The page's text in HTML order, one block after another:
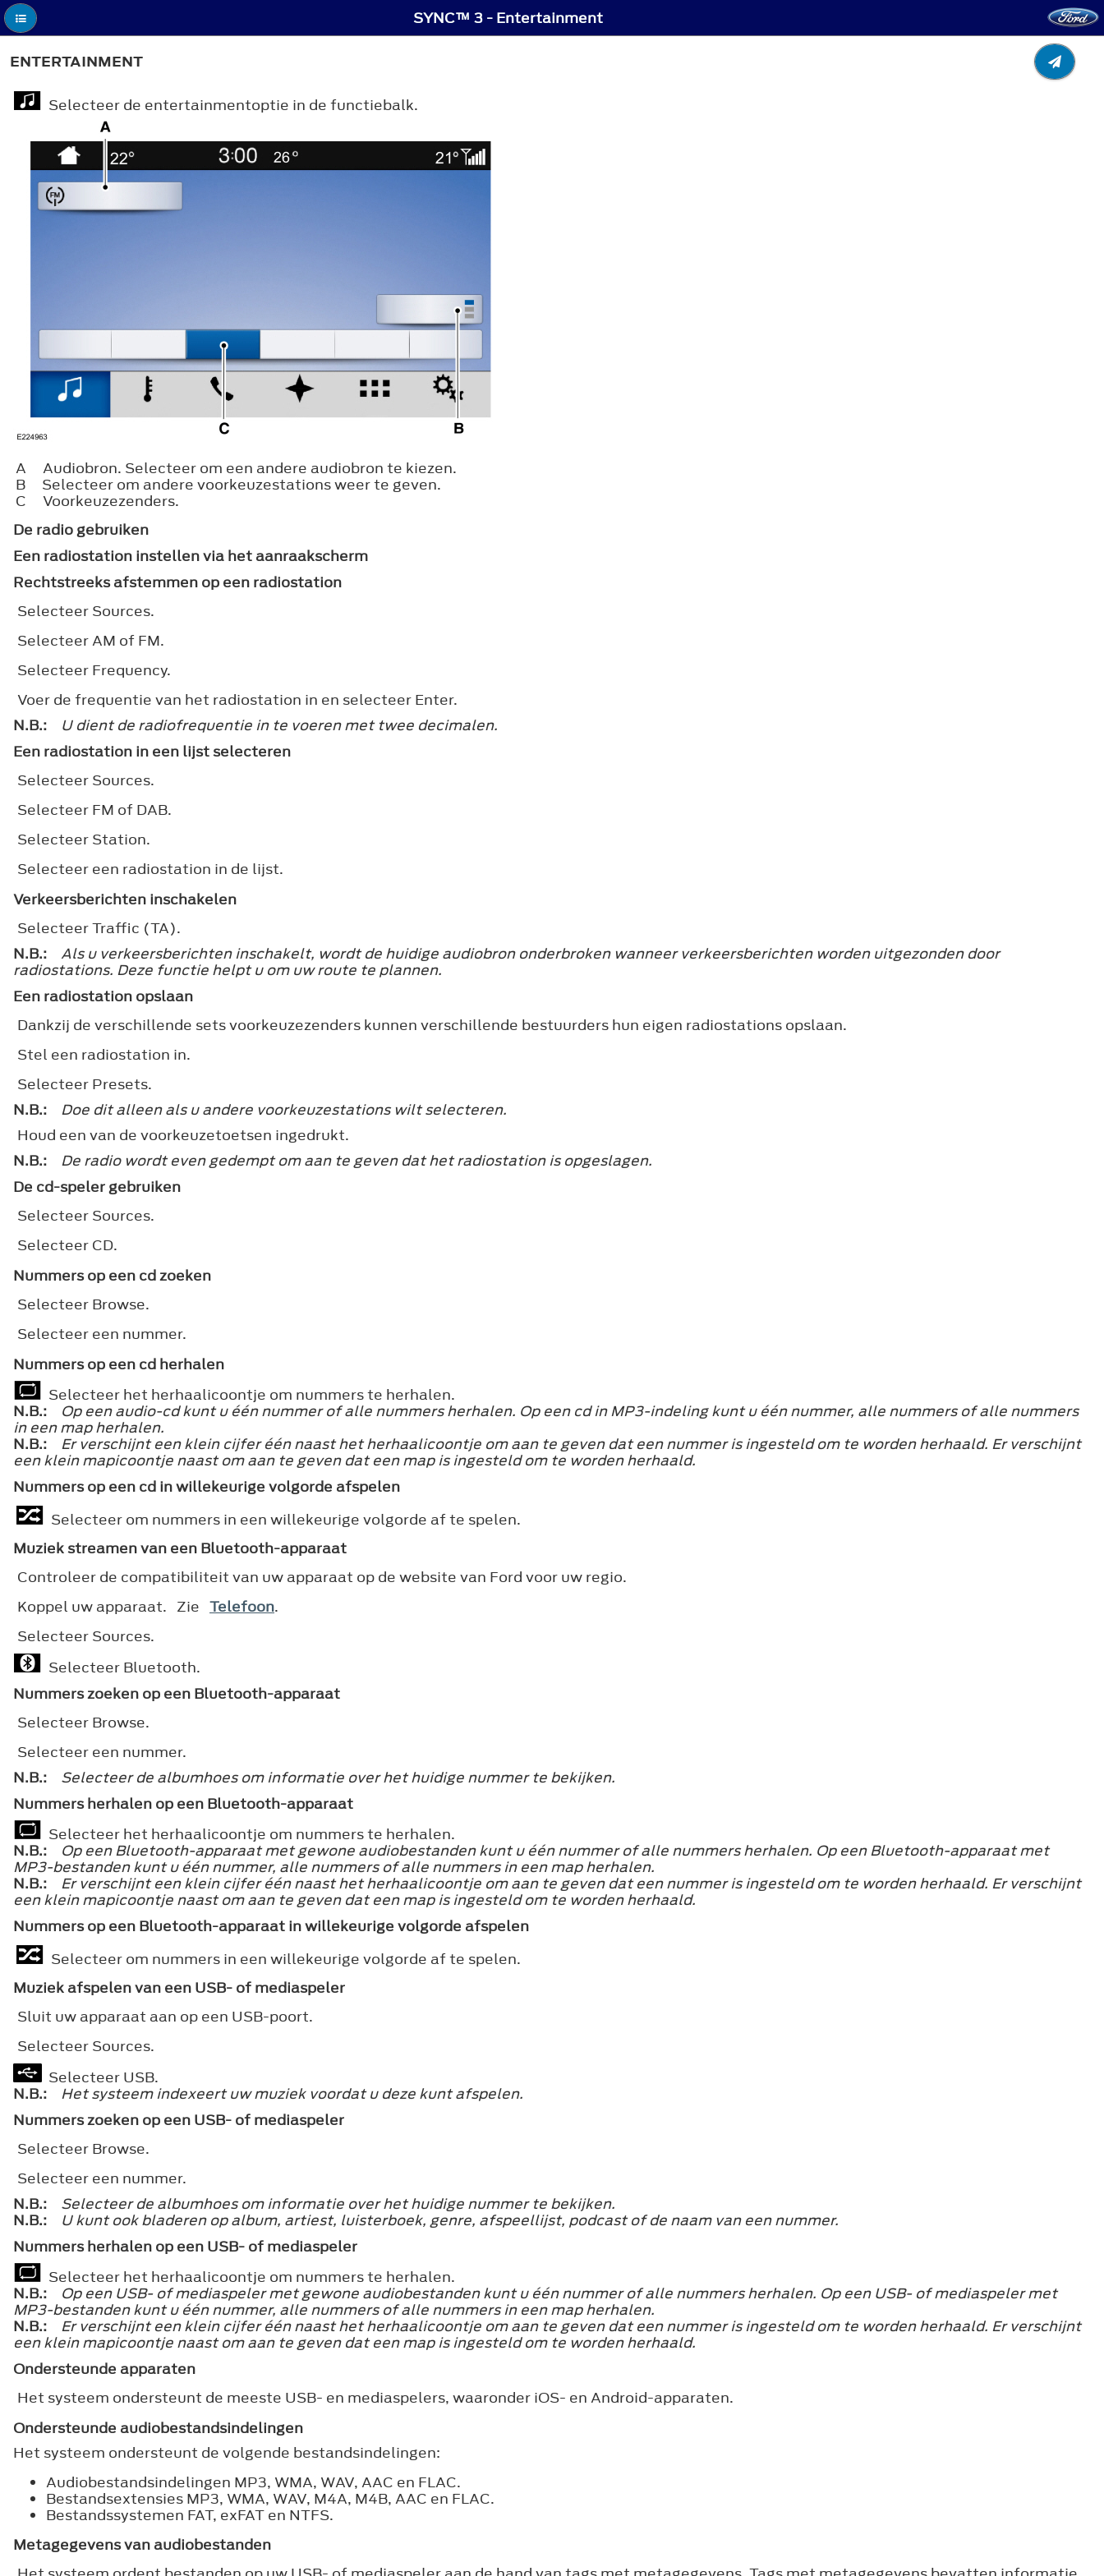
SYNC™ 3 - Entertainment
ENTERTAINMENT
Selecteer de entertainmentoptie in de functiebalk.
A
Audiobron. Selecteer om een andere audiobron te kiezen.
B
Selecteer om andere voorkeuzestations weer te geven.
C
Voorkeuzezenders.
De radio gebruiken
Een radiostation instellen via het aanraakscherm
Rechtstreeks afstemmen op een radiostation
Selecteer Sources.
SelecteerAM of FM.
Selecteer Frequency.
Voer de frequentie van het radiostation in en selecteer Enter.
N.B.:
U dient de radiofrequentie in te voeren met twee decimalen.
Een radiostation in een lijst selecteren
Selecteer Sources.
Selecteer FM of DAB.
Selecteer Station.
Selecteer een radiostation in de lijst.
Verkeersberichten inschakelen
SelecteerTraffic (TA).
N.B.:
Als u verkeersberichten inschakelt, wordt de huidige audiobron onderbroken wanneer verkeersberichten worden uitgezonden door
radiostations. Deze functie helpt u om uw route te plannen.
Een radiostation opslaan
Dankzij de verschillende sets voorkeuzezenders kunnen verschillende bestuurders hun eigen radiostations opslaan.
Stel een radiostation in.
Selecteer Presets.
N.B.:
Doe dit alleen als u andere voorkeuzestations wilt selecteren.
Houd een van de voorkeuzetoetsen ingedrukt.
N.B.:
De radio wordt even gedempt om aan te geven dat het radiostation is opgeslagen.
De cd-speler gebruiken
Selecteer Sources.
Selecteer CD.
Nummers op een cd zoeken
Selecteer Browse.
Selecteer een nummer.
Nummers op een cd herhalen
Selecteer het herhaalicoontje om nummers te herhalen.
N.B.:
Op een audio-cd kunt u één nummer of alle nummers herhalen. Op een cd in MP3-indeling kunt u één nummer, alle nummers of alle nummers
in een map herhalen.
N.B.:
Er verschijnt een klein cijfer één naast het herhaalicoontje om aan te geven dat een nummer is ingesteld om te worden herhaald. Er verschijnt
een klein mapicoontje naast om aan te geven dat een map is ingesteld om te worden herhaald.
Nummers op een cd in willekeurige volgorde afspelen
Selecteer om nummers in een willekeurige volgorde af te spelen.
Muziek streamen van een Bluetooth-apparaat
Controleer de compatibiliteit van uw apparaat op de website van Ford voor uw regio.
Koppel uw apparaat. Zie Telefoon.
Selecteer Sources.
Selecteer Bluetooth.
Nummers zoeken op een Bluetooth-apparaat
Selecteer Browse.
Selecteer een nummer.
N.B.:
Selecteer de albumhoes om informatie over het huidige nummer te bekijken.
Nummers herhalen op een Bluetooth-apparaat
Selecteer het herhaalicoontje om nummers te herhalen.
N.B.:
Op een Bluetooth-apparaat met gewone audiobestanden kunt u één nummer of alle nummers herhalen. Op een Bluetooth-apparaat met
MP3-bestanden kunt u één nummer, alle nummers of alle nummers in een map herhalen.
N.B.:
Er verschijnt een klein cijfer één naast het herhaalicoontje om aan te geven dat een nummer is ingesteld om te worden herhaald. Er verschijnt
een klein mapicoontje naast om aan te geven dat een map is ingesteld om te worden herhaald.
Nummers op een Bluetooth-apparaat in willekeurige volgorde afspelen
Selecteer om nummers in een willekeurige volgorde af te spelen.
Muziek afspelen van een USB- of mediaspeler
Sluit uw apparaat aan op een USB-poort.
Selecteer Sources.
Selecteer USB.
N.B.:
Het systeem indexeert uw muziek voordat u deze kunt afspelen.
Nummers zoeken op een USB- of mediaspeler
Selecteer Browse.
Selecteer een nummer.
N.B.:
Selecteer de albumhoes om informatie over het huidige nummer te bekijken.
N.B.:
U kunt ook bladeren op album, artiest, luisterboek, genre, afspeellijst, podcast of de naam van een nummer.
Nummers herhalen op een USB- of mediaspeler
Selecteer het herhaalicoontje om nummers te herhalen.
N.B.:
Op een USB- of mediaspeler met gewone audiobestanden kunt u één nummer of alle nummers herhalen. Op een USB- of mediaspeler met
MP3-bestanden kunt u één nummer, alle nummers of alle nummers in een map herhalen.
N.B.:
Er verschijnt een klein cijfer één naast het herhaalicoontje om aan te geven dat een nummer is ingesteld om te worden herhaald. Er verschijnt
een klein mapicoontje naast om aan te geven dat een map is ingesteld om te worden herhaald.
Ondersteunde apparaten
Het systeem ondersteunt de meeste USB- en mediaspelers, waaronder iOS- en Android-apparaten.
Ondersteunde audiobestandsindelingen
Het systeem ondersteunt de volgende bestandsindelingen:
Audiobestandsindelingen MP3, WMA, WAV, AAC en FLAC.
Bestandsextensies MP3, WMA, WAV, M4A, M4B, AAC en FLAC.
Bestandssystemen FAT, exFAT en NTFS.
Metagegevens van audiobestanden